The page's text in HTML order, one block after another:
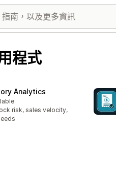
程式
Analytics
risk, sales velocity,